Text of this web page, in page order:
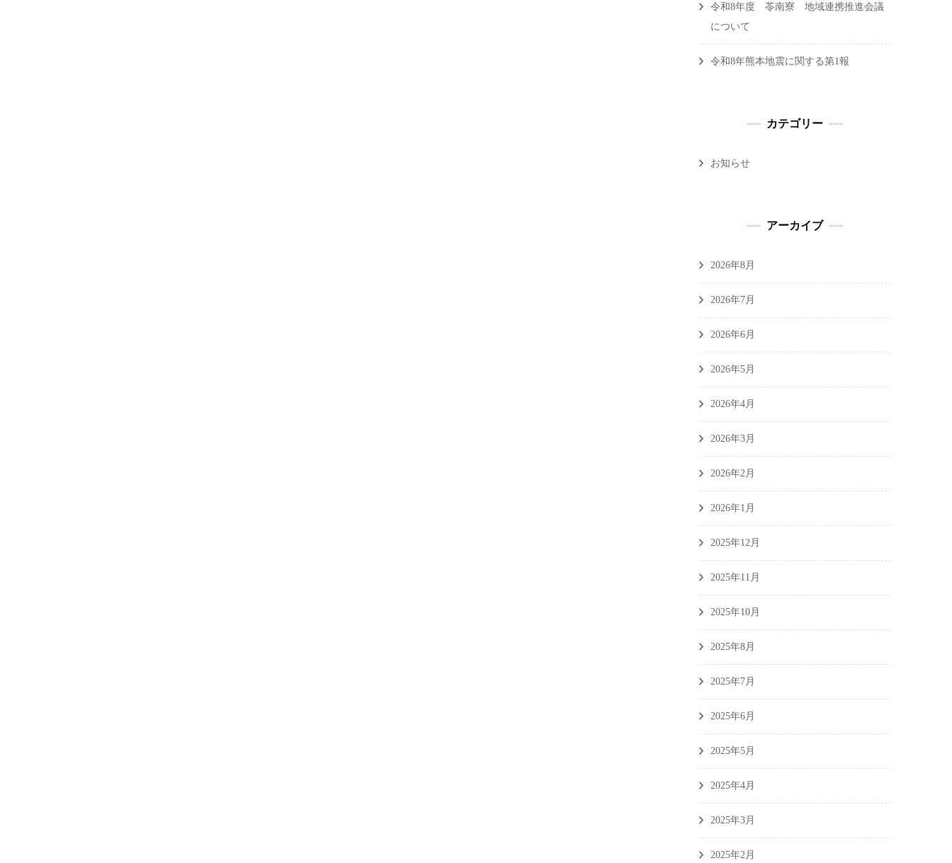
令和8年度 苓南寮 地域連携推進会議
について
令和8年熊本地震に関する第1報
カテゴリー
お知らせ
アーカイブ
2026年8月
2026年7月
2026年6月
2026年5月
2026年4月
2026年3月
2026年2月
2026年1月
2025年12月
2025年11月
2025年10月
2025年8月
2025年7月
2025年6月
2025年5月
2025年4月
2025年3月
2025年2月